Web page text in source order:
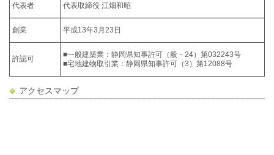
代表者 代表取締役 江畑和昭
創業 平成13年3月23日
許認可
■一般建築業：静岡県知事許可（般－24）第032243号
■宅地建物取引業：静岡県知事許可（3）第12088号
アクセスマップ